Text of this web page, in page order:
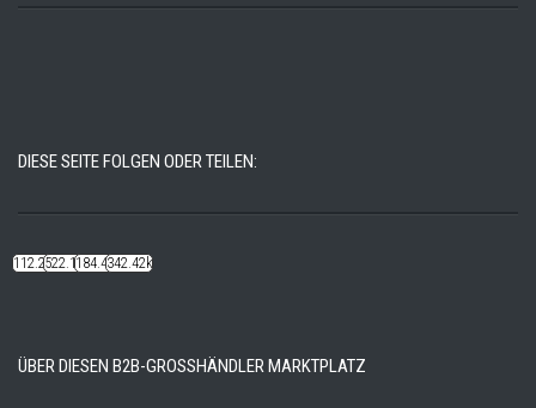
DIESE SEITE FOLGEN ODER TEILEN:
112.22k522.14k184.48k342.42k
ÜBER DIESEN B2B-GROSSHÄNDLER MARKTPLATZ